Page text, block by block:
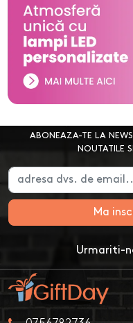
ABONEAZA-TE LA
NOUTATILE
Ma
Urmariti-